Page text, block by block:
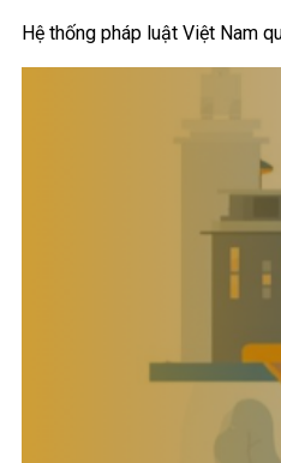
Hệ thống pháp luật Việt Nam